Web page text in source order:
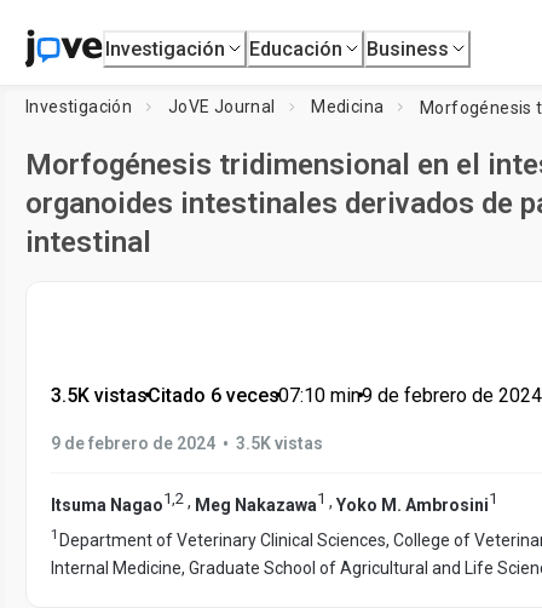
Investigación Educación Business
Investigación JoVE Journal Medicina
Morfogénesis tridimensional en el
organoides intestinales derivados de
intestinal
3.5K vistas•Citado 6 veces•07:10 min•9 de febrero de 2024
9 de febrero de 2024 • 3.5K vistas
Itsuma Nagao1,2 , Meg Nakazawa1 , Yoko M. Ambrosini1
1 Department of Veterinary Clinical Sciences, College of
Internal Medicine, Graduate School of Agricultural and Life